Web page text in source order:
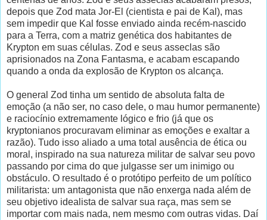
depois que Zod mata Jor-El (cientista e pai de Kal), mas
sem impedir que Kal fosse enviado ainda recém-nascido
para a Terra, com a matriz genética dos habitantes de
Krypton em suas células. Zod e seus asseclas são
aprisionados na Zona Fantasma, e acabam escapando
quando a onda da explosão de Krypton os alcança.
O general Zod tinha um sentido de absoluta falta de
emoção (a não ser, no caso dele, o mau humor permanente)
e raciocínio extremamente lógico e frio (já que os
kryptonianos procuravam eliminar as emoções e exaltar a
razão). Tudo isso aliado a uma total ausência de ética ou
moral, inspirado na sua natureza militar de salvar seu povo
passando por cima do que julgasse ser um inimigo ou
obstáculo. O resultado é o protótipo perfeito de um político
militarista: um antagonista que não enxerga nada além de
seu objetivo idealista de salvar sua raça, mas sem se
importar com mais nada, nem mesmo com outras vidas. Daí